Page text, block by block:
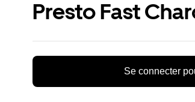
Presto Fast
Se connecter